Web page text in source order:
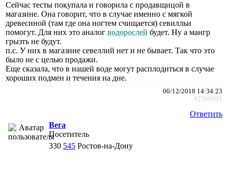
Сейчас тесты покупала и говорила с продавщицой в
магазине. Она говорит, что в случае именно с мягкой
древесиной (там где она ногтем счищается) севилльи
помогут. Для них это аналог водорослей будет. Ну а мангр
грызть не будут.
п.с. У них в магазине севеллий нет и не бывает. Так что это
было не с целью продажи.
Еще сказала, что в нашей воде могут расплодиться в случае
хороших подмен и течения на дне.
06/12/2018 14:34:23
#2568891
Ответить
Вега
Посетитель
330 545 Ростов-на-Дону